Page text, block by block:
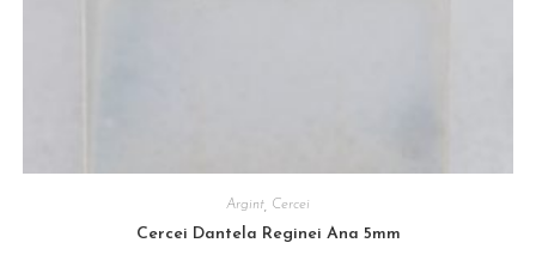
Argint Cercei
Cercei Dantela Reginei Ana 5mm